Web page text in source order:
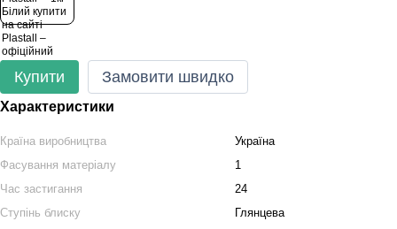
Купити Замовити швидко
Характеристики
Країна виробництва
Україна
Фасування матеріалу
1
Час застигання
24
Ступінь блиску
Глянцева